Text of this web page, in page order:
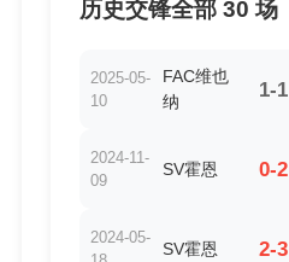
历史交锋全部 30 场
2025-05-
10
FAC维也
纳
1-1
2024-11-
09
SV霍恩 0-2
2024-05-
SV霍恩 2-3